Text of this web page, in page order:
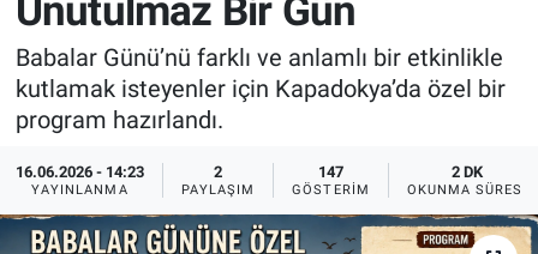
Unutulmaz Bir Gün
Babalar Günü’nü farklı ve anlamlı bir etkinlikle
kutlamak isteyenler için Kapadokya’da özel bir
program hazırlandı.
16.06.2026 - 14:23
YAYINLANMA
2
PAYLAŞIM
147
GÖSTERIM
2 DK
OKUNMA SÜRESI
Sağlık
Yerel
Genel
Asayiş
İlan - Duyuru- Mesaj
Türkiye Gündemi
Sizden Gelenler
Yaşam
İlan - Duyuru- Mesaj
Türkiye Gündemi
Sizden Gelenler